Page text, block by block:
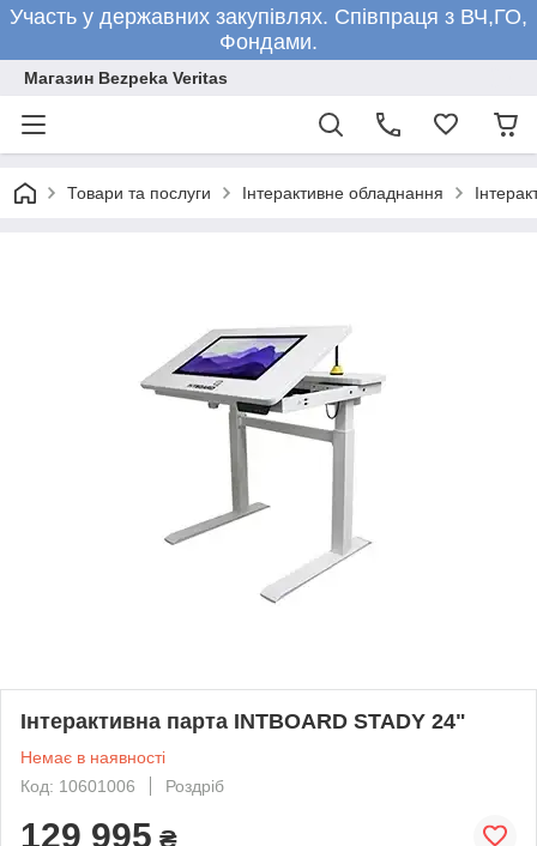
Участь у державних закупівлях. Співпраця з ВЧ,ГО,
Фондами.
Магазин Bezpeka Veritas
Товари та послуги Інтерактивне обладнання
Інтерактивна парта INTBOARD STADY 24"
Немає в наявності
Код: 10601006
Роздріб
129 995 ₴